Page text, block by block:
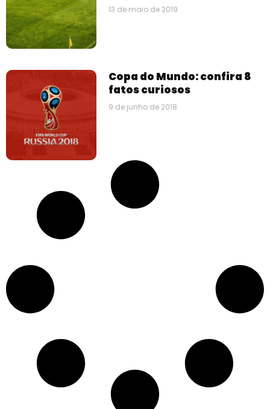
13 de maio de 2019
Copa do Mundo: confira 8
fatos curiosos
9 de junho de 2018